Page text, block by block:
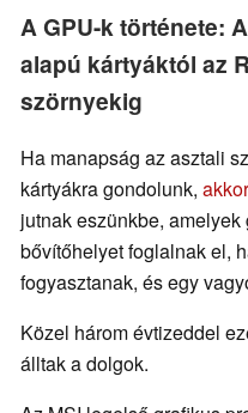
A GPU-k története:
alapú kártyáktól az
szörnyekig
Ha manapság az asztali
kártyákra gondolunk,
jutnak eszünkbe,
bővítőhelyet foglalnak el,
fogyasztanak, és egy
Közel három évtizeddel
álltak a dolgok.